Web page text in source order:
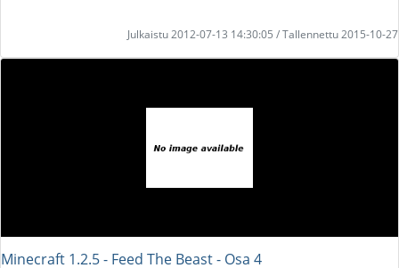
Julkaistu 2012-07-13 14:30:05 / Tallennettu 2015-10-27
Minecraft 1.2.5 - Feed The Beast - Osa 4